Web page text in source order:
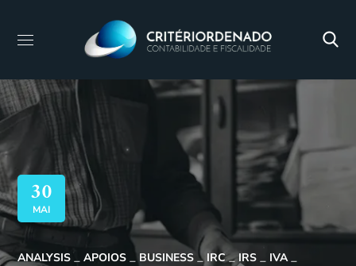
30
MAI
ANALYSIS APOIOS BUSINESS IRC IRS
IVA